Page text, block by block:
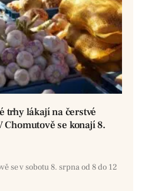
trhy lákají na čerstvé
se konají 8.
se v sobotu 8. srpna od 8 do 12